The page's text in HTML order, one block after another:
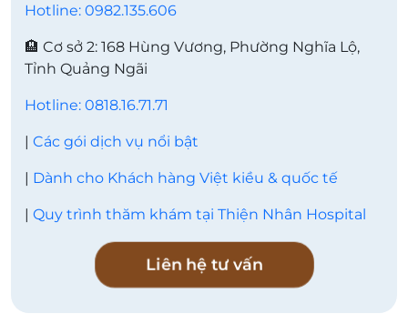
Hotline: 0982.135.606
🏨 Cơ sở 2: 168 Hùng Vương, Phường Nghĩa Lộ,
Tỉnh Quảng Ngãi
Hotline: 0818.16.71.71
| Các gói dịch vụ nổi bật
| Dành cho Khách hàng Việt kiều & quốc tế
| Quy trình thăm khám tại Thiện Nhân Hospital
Liên hệ tư vấn